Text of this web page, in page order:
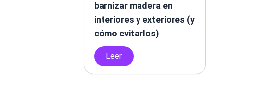
barnizar madera en
interiores y exteriores (y
cómo evitarlos)
Leer